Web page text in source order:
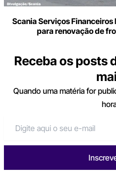
Scania Serviços
para renovação de
Receba os posts
Quando uma matéria for